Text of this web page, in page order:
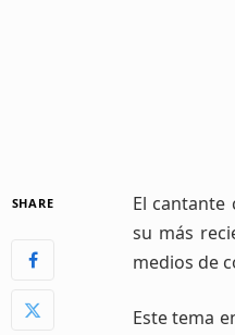
SHARE
El cantante
su más
medios de
Este tema